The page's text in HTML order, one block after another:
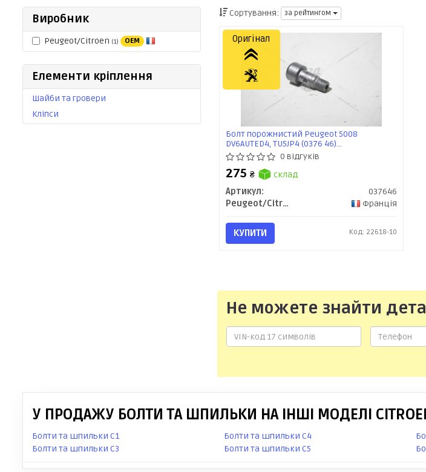
Виробник
Peugeot/Citroen (1) OEM
Елементи кріплення
Шайби та гровери
Кліпси
Сортування: за рейтингом
Болт порожнистий Peugeot 5008
DV6AUTED4, TU5JP4 (0376 46)
Citroen/Peugeot0 відгуків
275 ₴
склад
Артикул:
037646
Peugeot/Citroen
Франція
КУПИТИ Код: 22618-10
Оригінал
Не можете знайти
У ПРОДАЖУ БОЛТИ ТА ШПИЛЬКИ НА ІНШІ МОДЕЛІ
Болти та шпильки C1
Болти та шпильки C3
Болти та шпильки C4
Болти та шпильки C5